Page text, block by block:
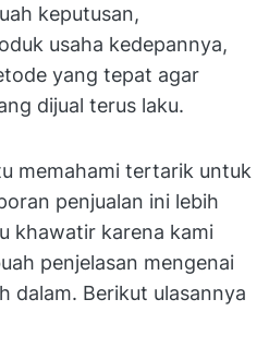
keputusan,
usaha kedepannya,
yang tepat agar
dijual terus laku.
memahami tertarik untuk
penjualan ini lebih
khawatir karena kami
penjelasan mengenai
dalam. Berikut ulasannya